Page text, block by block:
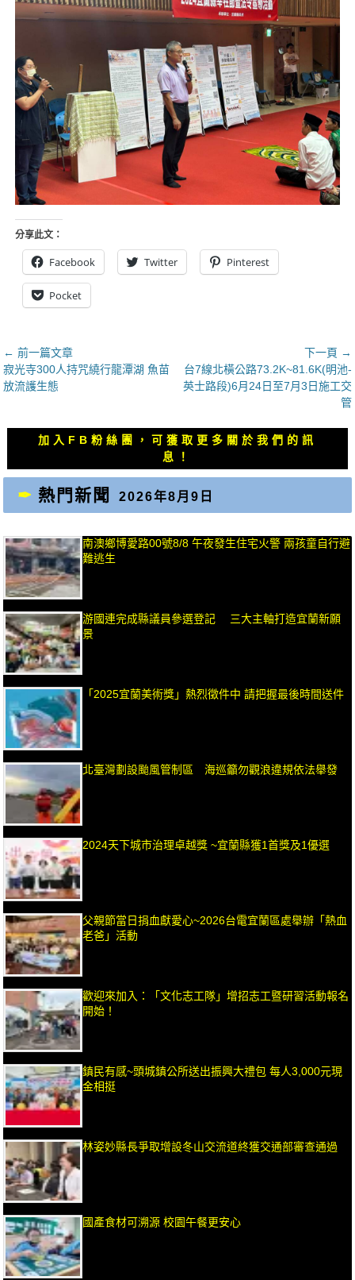
分享此文：
Facebook Twitter Pinterest
Pocket
文
章
導
← 前一篇文章
上
一
寂光寺300人持咒繞行龍潭湖 魚苗
放流護生態
下一頁 →
下
一
章：
台7線北橫公路73.2K~81.6K(明池-
英士路段)6月24日至7月3日施工交
管
加入FB粉絲團，可獲取更多關於我們的訊
息！
熱門新聞 2026年8月9日
南澳鄉博愛路00號8/8 午夜發生住宅火警 兩孩童自行避
難逃生
游國連完成縣議員參選登記 三大主軸打造宜蘭新願
景
「2025宜蘭美術獎」熱烈徵件中 請把握最後時間送件
北臺灣劃設颱風管制區 海巡籲勿觀浪違規依法舉發
2024天下城市治理卓越獎 ~宜蘭縣獲1首獎及1優選
父親節當日捐血獻愛心~2026台電宜蘭區處舉辦「熱血
老爸」活動
歡迎來加入：「文化志工隊」增招志工暨研習活動報名
開始！
鎮民有感~頭城鎮公所送出振興大禮包 每人3,000元現
金相挺
林姿妙縣長爭取增設冬山交流道終獲交通部審查通過
國產食材可溯源 校園午餐更安心